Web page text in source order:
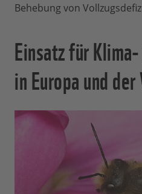
Behebung von
Einsatz für
in Europa und